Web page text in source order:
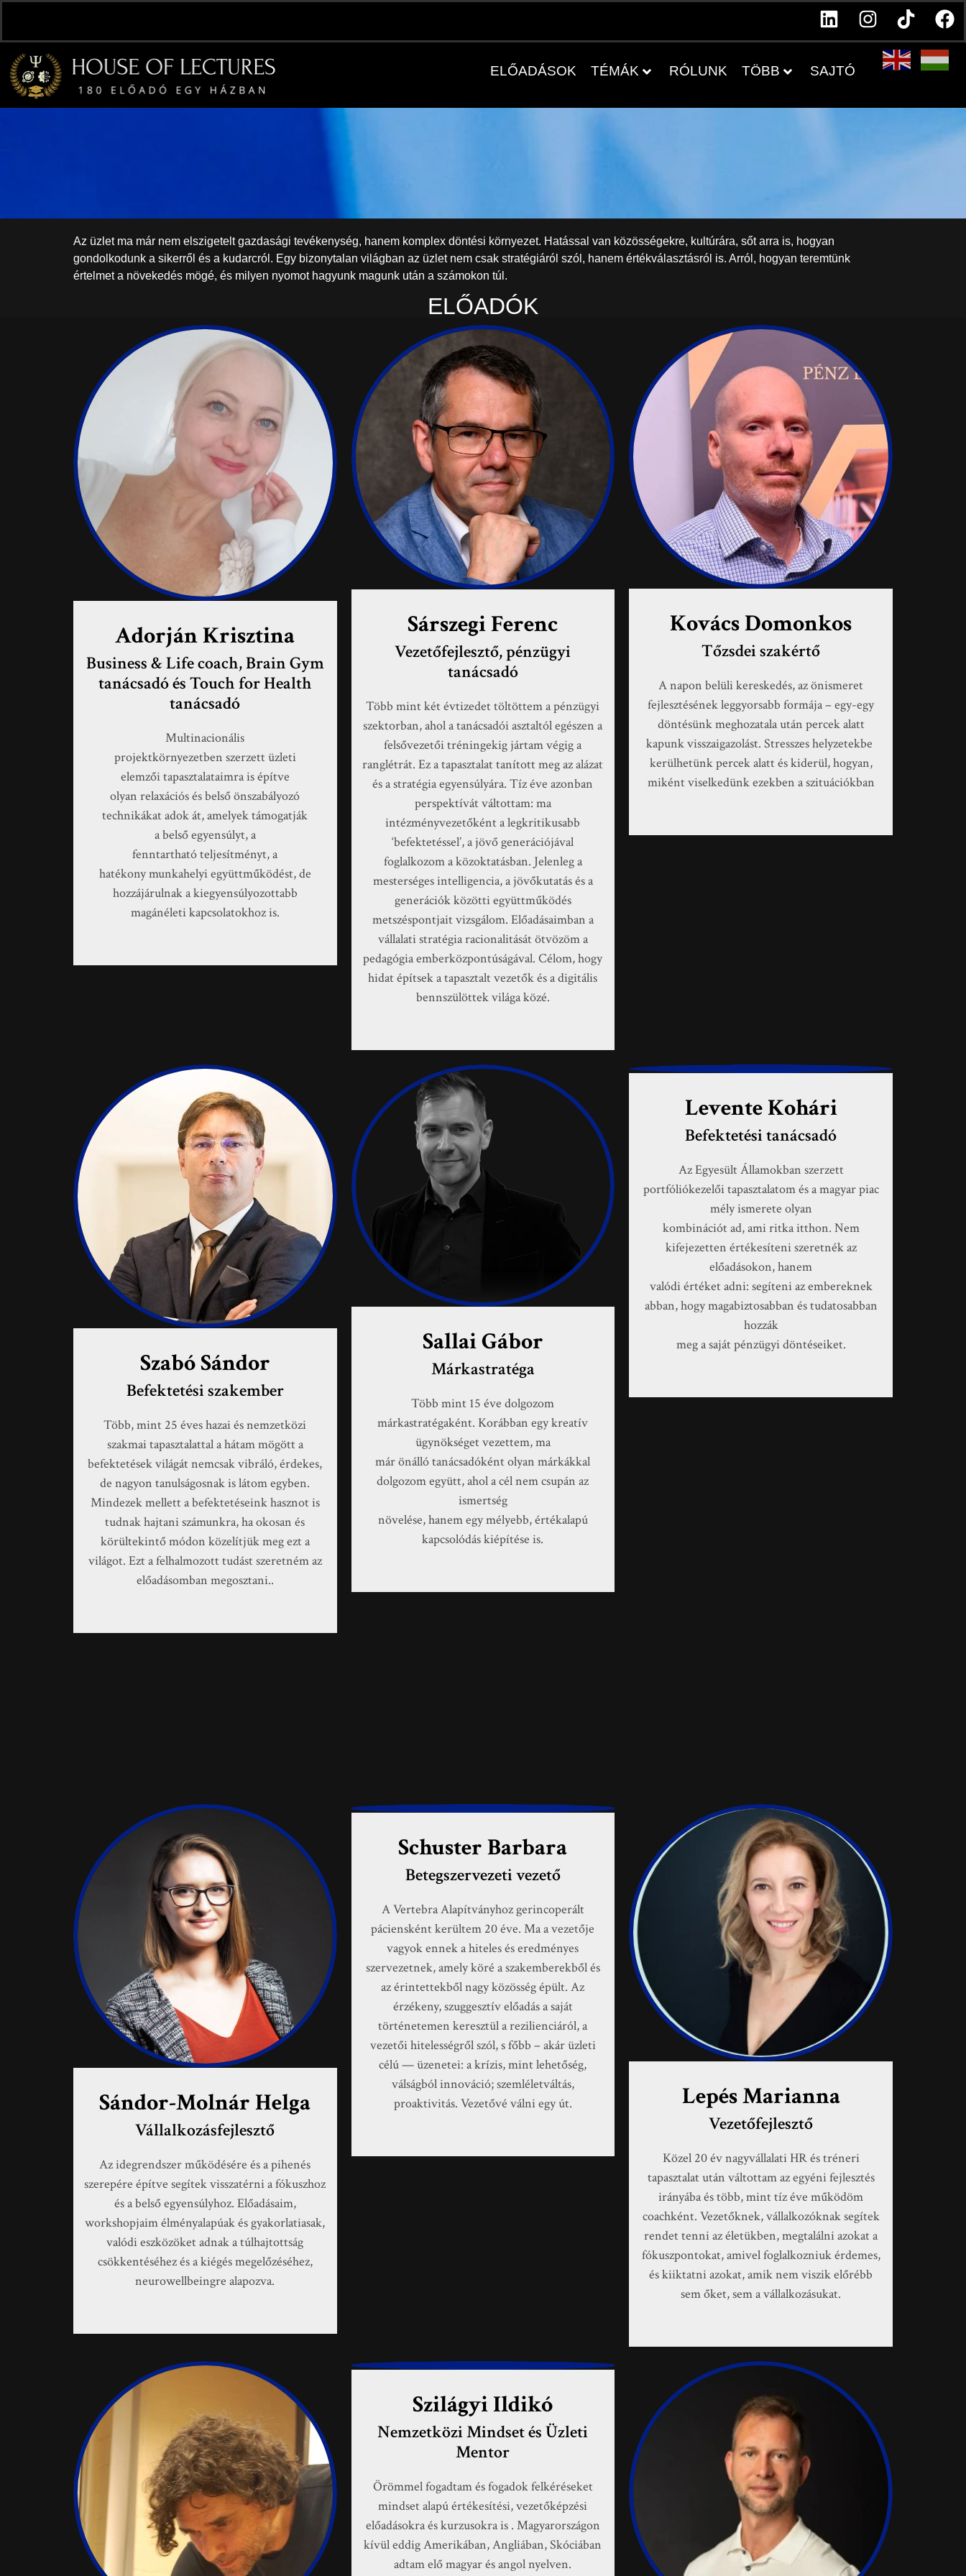
ELŐADÁSOK TÉMÁK RÓLUNK TÖBB SAJTÓ
Az üzlet ma már nem elszigetelt gazdasági tevékenység, hanem komplex döntési környezet. Hatással van közösségekre, kultúrára, sőt arra is, hogyan
gondolkodunk a sikerről és a kudarcról. Egy bizonytalan világban az üzlet nem csak stratégiáról szól, hanem értékválasztásról is. Arról, hogyan teremtünk
értelmet a növekedés mögé, és milyen nyomot hagyunk magunk után a számokon túl.
ELŐADÓK
Adorján Krisztina
Business & Life coach, Brain Gym
tanácsadó és Touch for Health
tanácsadó
Multinacionális
projektkörnyezetben szerzett üzleti
elemzői tapasztalataimra is építve
olyan relaxációs és belső önszabályozó
technikákat adok át, amelyek támogatják
a belső egyensúlyt, a
fenntartható teljesítményt, a
hatékony munkahelyi együttműködést, de
hozzájárulnak a kiegyensúlyozottabb
magánéleti kapcsolatokhoz is.
Sárszegi Ferenc
Vezetőfejlesztő, pénzügyi
tanácsadó
Több mint két évtizedet töltöttem a pénzügyi
szektorban, ahol a tanácsadói asztaltól egészen a
felsővezetői tréningekig jártam végig a
ranglétrát. Ez a tapasztalat tanított meg az alázat
és a stratégia egyensúlyára. Tíz éve azonban
perspektívát váltottam: ma
intézményvezetőként a legkritikusabb
‘befektetéssel’, a jövő generációjával
foglalkozom a közoktatásban. Jelenleg a
mesterséges intelligencia, a jövőkutatás és a
generációk közötti együttműködés
metszéspontjait vizsgálom. Előadásaimban a
vállalati stratégia racionalitását ötvözöm a
pedagógia emberközpontúságával. Célom, hogy
hidat építsek a tapasztalt vezetők és a digitális
bennszülöttek világa közé.
Kovács Domonkos
Tőzsdei szakértő
A napon belüli kereskedés, az önismeret
fejlesztésének leggyorsabb formája – egy-egy
döntésünk meghozatala után percek alatt
kapunk visszaigazolást. Stresszes helyzetekbe
kerülhetünk percek alatt és kiderül, hogyan,
miként viselkedünk ezekben a szituációkban
Szabó Sándor
Befektetési szakember
Több, mint 25 éves hazai és nemzetközi
szakmai tapasztalattal a hátam mögött a
befektetések világát nemcsak vibráló, érdekes,
de nagyon tanulságosnak is látom egyben.
Mindezek mellett a befektetéseink hasznot is
tudnak hajtani számunkra, ha okosan és
körültekintő módon közelítjük meg ezt a
világot. Ezt a felhalmozott tudást szeretném az
előadásomban megosztani..
Sallai Gábor
Márkastratéga
Több mint 15 éve dolgozom
márkastratégaként. Korábban egy kreatív
ügynökséget vezettem, ma
már önálló tanácsadóként olyan márkákkal
dolgozom együtt, ahol a cél nem csupán az
ismertség
növelése, hanem egy mélyebb, értékalapú
kapcsolódás kiépítése is.
Levente Kohári
Befektetési tanácsadó
Az Egyesült Államokban szerzett
portfóliókezelői tapasztalatom és a magyar piac
mély ismerete olyan
kombinációt ad, ami ritka itthon. Nem
kifejezetten értékesíteni szeretnék az
előadásokon, hanem
valódi értéket adni: segíteni az embereknek
abban, hogy magabiztosabban és tudatosabban
hozzák
meg a saját pénzügyi döntéseiket.
Sándor-Molnár Helga
Vállalkozásfejlesztő
Az idegrendszer működésére és a pihenés
szerepére építve segítek visszatérni a fókuszhoz
és a belső egyensúlyhoz. Előadásaim,
workshopjaim élményalapúak és gyakorlatiasak,
valódi eszközöket adnak a túlhajtottság
csökkentéséhez és a kiégés megelőzéséhez,
neurowellbeingre alapozva.
Schuster Barbara
Betegszervezeti vezető
A Vertebra Alapítványhoz gerincoperált
páciensként kerültem 20 éve. Ma a vezetője
vagyok ennek a hiteles és eredményes
szervezetnek, amely köré a szakemberekből és
az érintettekből nagy közösség épült. Az
érzékeny, szuggesztív előadás a saját
történetemen keresztül a rezilienciáról, a
vezetői hitelességről szól, s főbb – akár üzleti
célú — üzenetei: a krízis, mint lehetőség,
válságból innováció; szemléletváltás,
proaktivitás. Vezetővé válni egy út.
Lepés Marianna
Vezetőfejlesztő
Közel 20 év nagyvállalati HR és tréneri
tapasztalat után váltottam az egyéni fejlesztés
irányába és több, mint tíz éve működöm
coachként. Vezetőknek, vállalkozóknak segítek
rendet tenni az életükben, megtalálni azokat a
fókuszpontokat, amivel foglalkozniuk érdemes,
és kiiktatni azokat, amik nem viszik előrébb
sem őket, sem a vállalkozásukat.
Szilágyi Ildikó
Nemzetközi Mindset és Üzleti
Mentor
Örömmel fogadtam és fogadok felkéréseket
mindset alapú értékesítési, vezetőképzési
előadásokra és kurzusokra is . Magyarországon
kívül eddig Amerikában, Angliában, Skóciában
adtam elő magyar és angol nyelven.